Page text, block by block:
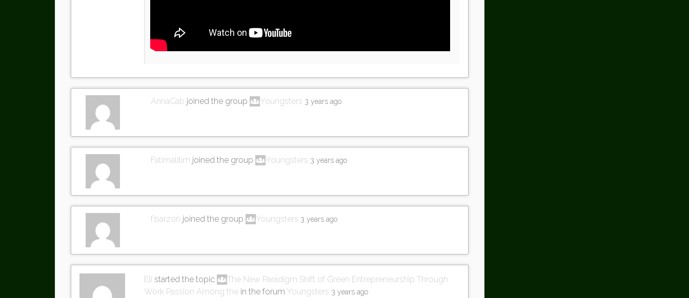
AnnaCab joined the group Youngsters 3 years ago
Fatimalitim joined the group Youngsters 3 years ago
f.barzon joined the group Youngsters 3 years ago
Eli started the topic
The New Paradigm Shift of Green Entrepreneurship Through
Work Passion Among the in the forum Youngsters 3 years ago